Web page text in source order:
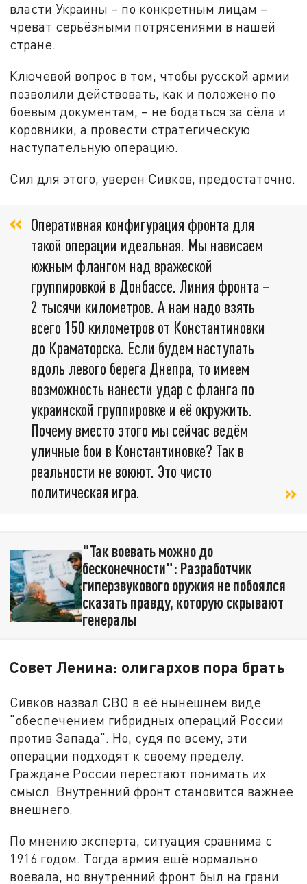
власти Украины – по конкретным лицам –
чреват серьёзными потрясениями в нашей
стране.
Ключевой вопрос в том, чтобы русской армии
позволили действовать, как и положено по
боевым документам, – не бодаться за сёла и
коровники, а провести стратегическую
наступательную операцию.
Сил для этого, уверен Сивков, предостаточно.
Оперативная конфигурация фронта для
такой операции идеальная. Мы нависаем
южным флангом над вражеской
группировкой в Донбассе. Линия фронта –
2 тысячи километров. А нам надо взять
всего 150 километров от Константиновки
до Краматорска. Если будем наступать
вдоль левого берега Днепра, то имеем
возможность нанести удар с фланга по
украинской группировке и её окружить.
Почему вместо этого мы сейчас ведём
уличные бои в Константиновке? Так в
реальности не воюют. Это чисто
политическая игра.
"Так воевать можно до
бесконечности": Разработчик
гиперзвукового оружия не побоялся
сказать правду, которую скрывают
генералы
Совет Ленина: олигархов пора брать
Сивков назвал СВО в её нынешнем виде
"обеспечением гибридных операций России
против Запада". Но, судя по всему, эти
операции подходят к своему пределу.
Граждане России перестают понимать их
смысл. Внутренний фронт становится важнее
внешнего.
По мнению эксперта, ситуация сравнима с
1916 годом. Тогда армия ещё нормально
воевала, но внутренний фронт был на грани